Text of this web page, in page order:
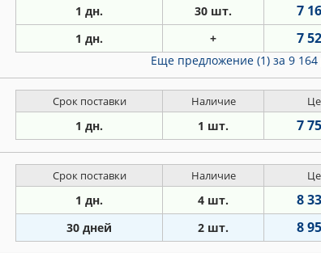
1 дн. 30 шт. 7
1 дн. + 7
Еще предложение (1) за 9 164
Срок поставки Наличие
1 дн. 1 шт. 7
Срок поставки Наличие
1 дн. 4 шт. 8
30 дней 2 шт. 8